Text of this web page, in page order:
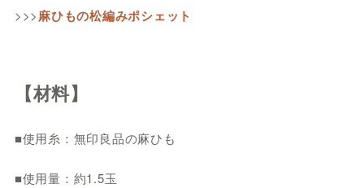
>>>麻ひもの松編みポシェット
【材料】
■使用糸：無印良品の麻ひも
■使用量：約1.5玉